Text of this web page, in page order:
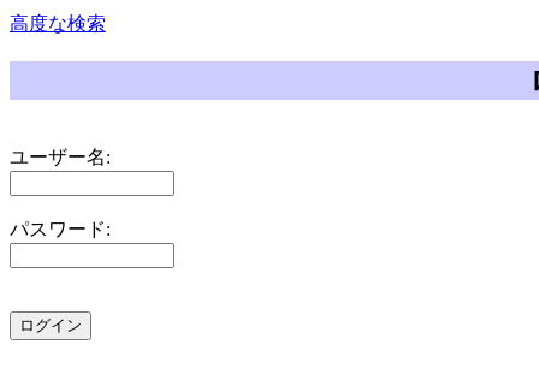
高度な検索
ユーザー名:
パスワード: